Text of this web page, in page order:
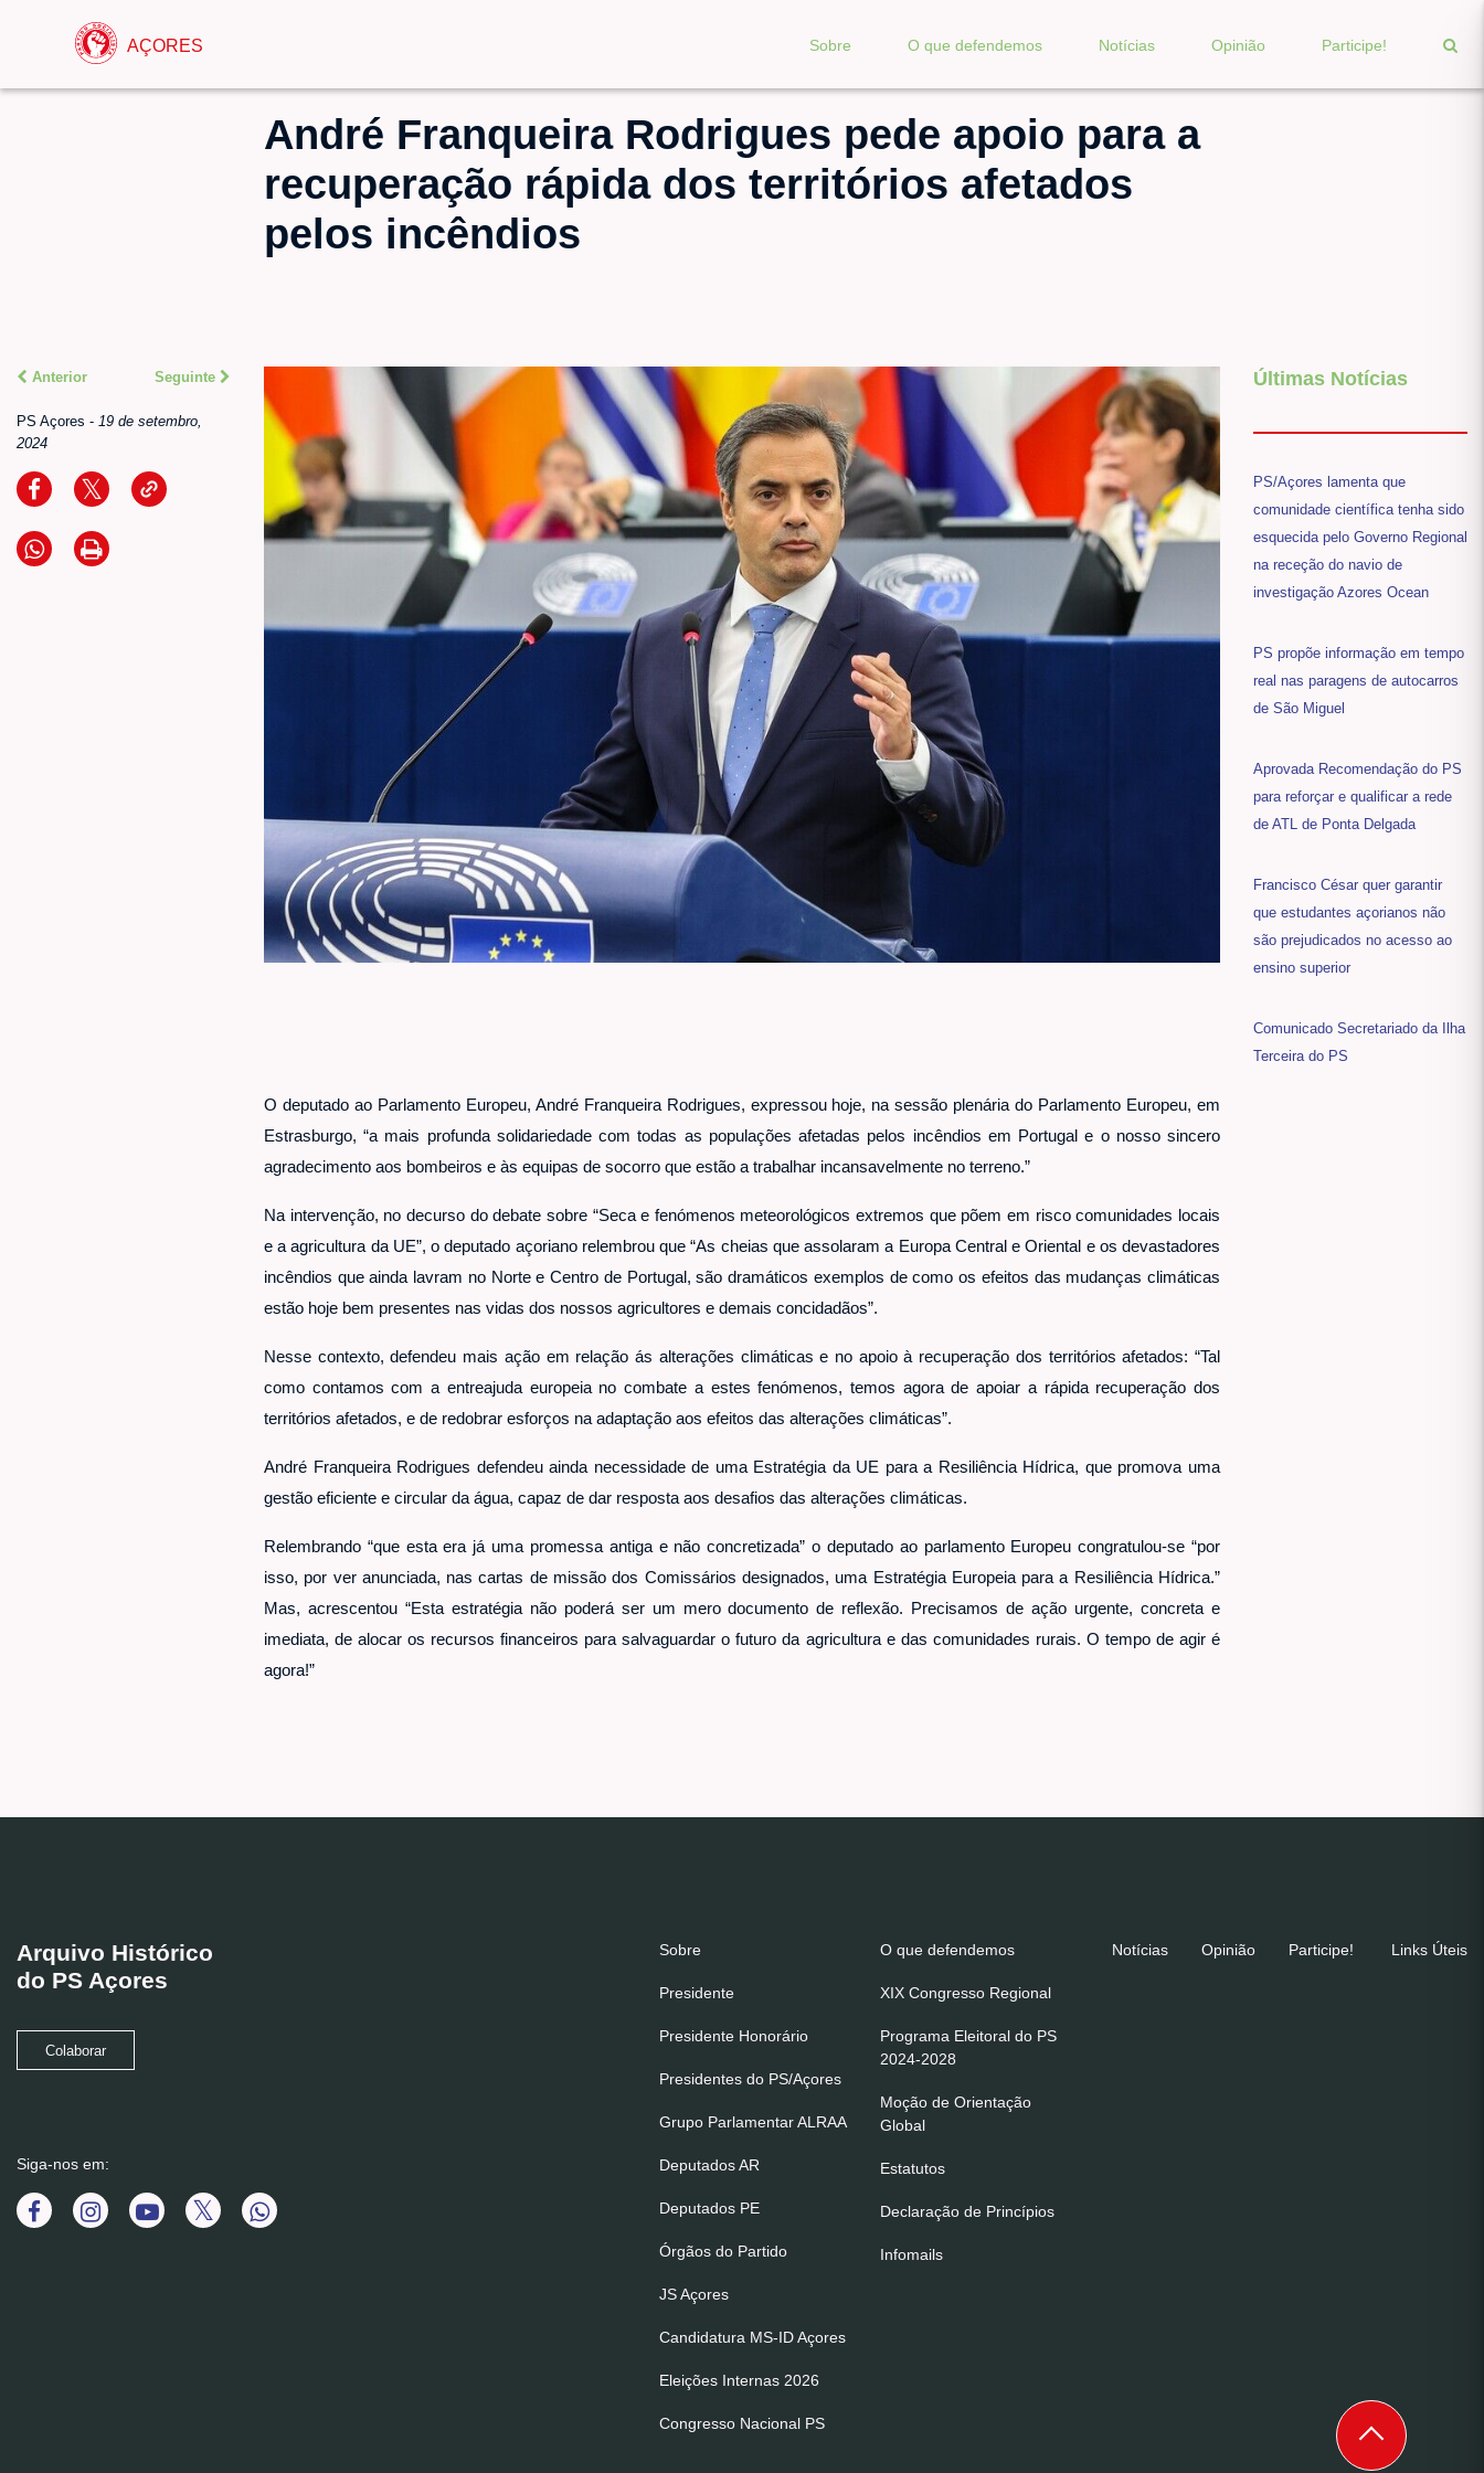
AÇORES Sobre O que defendemos Notícias Opinião Participe!
André Franqueira Rodrigues pede apoio para a
recuperação rápida dos territórios afetados
pelos incêndios
Anterior Seguinte
PS Açores - 19 de setembro,
2024
O deputado ao Parlamento Europeu, André Franqueira Rodrigues, expressou hoje, na sessão plenária do Parlamento Europeu, em
Estrasburgo, “a mais profunda solidariedade com todas as populações afetadas pelos incêndios em Portugal e o nosso sincero
agradecimento aos bombeiros e às equipas de socorro que estão a trabalhar incansavelmente no terreno.”
Na intervenção, no decurso do debate sobre “Seca e fenómenos meteorológicos extremos que põem em risco comunidades locais
e a agricultura da UE”, o deputado açoriano relembrou que “As cheias que assolaram a Europa Central e Oriental e os devastadores
incêndios que ainda lavram no Norte e Centro de Portugal, são dramáticos exemplos de como os efeitos das mudanças climáticas
estão hoje bem presentes nas vidas dos nossos agricultores e demais concidadãos”.
Nesse contexto, defendeu mais ação em relação ás alterações climáticas e no apoio à recuperação dos territórios afetados: “Tal
como contamos com a entreajuda europeia no combate a estes fenómenos, temos agora de apoiar a rápida recuperação dos
territórios afetados, e de redobrar esforços na adaptação aos efeitos das alterações climáticas”.
André Franqueira Rodrigues defendeu ainda necessidade de uma Estratégia da UE para a Resiliência Hídrica, que promova uma
gestão eficiente e circular da água, capaz de dar resposta aos desafios das alterações climáticas.
Relembrando “que esta era já uma promessa antiga e não concretizada” o deputado ao parlamento Europeu congratulou-se “por
isso, por ver anunciada, nas cartas de missão dos Comissários designados, uma Estratégia Europeia para a Resiliência Hídrica.”
Mas, acrescentou “Esta estratégia não poderá ser um mero documento de reflexão. Precisamos de ação urgente, concreta e
imediata, de alocar os recursos financeiros para salvaguardar o futuro da agricultura e das comunidades rurais. O tempo de agir é
agora!”
Últimas Notícias
PS/Açores lamenta que
comunidade científica tenha sido
esquecida pelo Governo Regional
na receção do navio de
investigação Azores Ocean
PS propõe informação em tempo
real nas paragens de autocarros
de São Miguel
Aprovada Recomendação do PS
para reforçar e qualificar a rede
de ATL de Ponta Delgada
Francisco César quer garantir
que estudantes açorianos não
são prejudicados no acesso ao
ensino superior
Comunicado Secretariado da Ilha
Terceira do PS
Arquivo Histórico
do PS Açores
Colaborar
Siga-nos em:
Sobre
Presidente
Presidente Honorário
Presidentes do PS/Açores
Grupo Parlamentar ALRAA
Deputados AR
Deputados PE
Órgãos do Partido
JS Açores
Candidatura MS-ID Açores
Eleições Internas 2026
Congresso Nacional PS
O que defendemos
XIX Congresso Regional
Programa Eleitoral do PS
2024-2028
Moção de Orientação
Global
Estatutos
Declaração de Princípios
Infomails
Notícias Opinião Participe! Links Úteis